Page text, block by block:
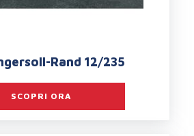
Rand 12/235
SCOPRI ORA